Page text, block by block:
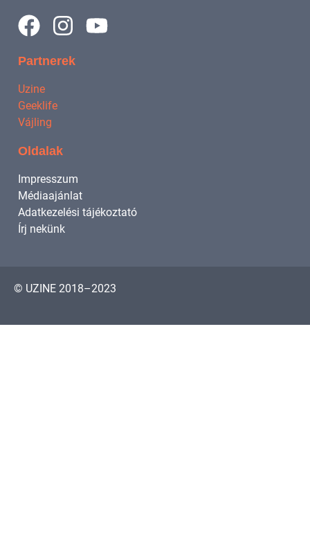
Partnerek
Uzine
Geeklife
Vájling
Oldalak
Impresszum
Médiaajánlat
Adatkezelési tájékoztató
Írj nekünk
© UZINE 2018–2023